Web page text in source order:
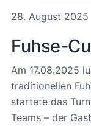
28. August 2025
Fuhse-
Am 17.08.2025
traditionellen
startete das
Teams – der